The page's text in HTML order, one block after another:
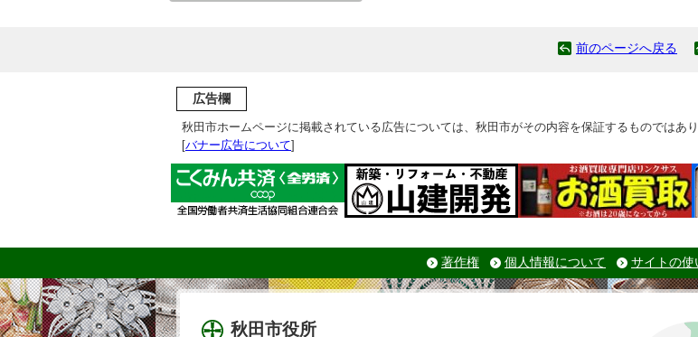
前のページへ戻る
広告欄
秋田市ホームページに掲載されている広告については、秋田市がその内容を保証するものではあり
[バナー広告について]
著作権 個人情報について サイトの使
秋田市役所